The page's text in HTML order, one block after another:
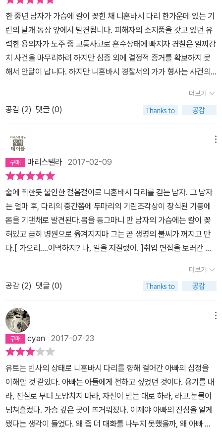
제일 이해되지 않는 것은 다케아키가 '죽은' 점이다. 아들의 잘못된 행
동을 참회하며 블로그 댓글을 이어 쓰고 칠복신 순례를 한 것까지는
이해한다. 하지만 아들에게 메세지를 남기기 위해서 구태여 니혼바시
까지 가야 했을까? 아직 죽지 않은 상황이었고 걸어서 꽤 먼 곳까지
갈 힘이 있었으면 충분히 살 수 있는 기회가 많았을텐데.. 중간에 파출
소도 있었고, 도움을 요청할 수 있었을텐데.. 결국 마지막에 억지로 감
동을 남기기 위해 만들어 놓은 이해할 수 없는 죽음이다.소설 속 기린
은 동물 기린이 아니라 중국 전설에 나오는 상상의 동물이다. 수컷을
고 한다. 일본 판타지 소설 <십이국기>에 등장하는 '게이키', '다이키',
'렌린'의 마지막에 붙은 '키'와 '린'도 기린에서 따온 것이다.가가 교이
치로 형사같지 않다오해하고 있는 것 같아서 말해 주는 건데, 나 역시
야시마가 범인일 가능성이 가장 높다고 생각해, 고바야시 주임이 말
한 동기도 충분히 설득력이 있고 말이야. 하지만 그걸 증명했다고 해
서 사건의 전모를 밝혔다고 할 수 있을까? 나는 아니라고 생각해. 아
오야기 씨가 왜 이 거리를 드나들었는지를 알아내지 못하면 그 가족
으로서는 사건이 종결됐다고 볼수 없어. p.159《기린의 날개》가 가가
가가 형사는 단순히 범인을 잡는 것이 아니라 범행의 실질적인 원인,
범인의 심리를 파헤치는 것이 특징인데 《기린의 날개》에서 활약하는
가가 형사는 좀 다르다. 내가 《기린의 날개》를 읽으면서 범인은 야시
마가 맞지만 살인을 한 이유는 다른 전개를 기대했다. 가가 형사도 그
런 뜻으로 '하지만 그걸 증명했다고 해서 사건의 전모를 밝혔다고 할
수 있을까?'라고 말했다. 사람들이 생각하지 못했던 이면의 진실을 파
헤치는 모습을 기대했는데 가가 형사는 그저 추리력이 뛰어난 민완형
사에 머무르고 말았다. 어쩌면 이전에 내가 읽은 가가 형사 시리즈 두
권 《악의》와 《거짓말, 딱 한 개만 더》에서 가가 교이치로 형사에 대해
서 과대평가하고 있었는지도 모르겠다.다른 게이고 작품들과 마찬가
지로 영화화되었다.★★★☆게이고 소설 특유의 몰입감은 《기린의
날개》에서도 변함없다. 장르적 재미 역시 충분하다. 하지만 범인이 힌
면서 마음 아프지만 아버지의 부성애에 감동~ 사회파 추리소설답게
비정규직의 산재를 못하는 이유, 죽은자에게 덮어씌우려는 기업의 이
면, 자기 자신의 앞날때문인지 제자들의 미래를 위해서인지 덮고자
했던 교사의 잘못된 판단이 더 큰 화를 일으키면서 다시한번!! 죄를 지
우면 감싸주는것보다는 속죄하고 벌을 받아야한다고 일깨워준다. 갑
자기 <붉은 손가락>이 생각나네...
한 중년 남자가 가슴에 칼이 꽂힌 채 니혼바시 다리 한가운데 있는 기
린의 날개 동상 앞에서 발견됩니다. 피해자의 소지품을 갖고 있던 유
력한 용의자가 도주 중 교통사고로 혼수상태에 빠지자 경찰은 일찌감
치 사건을 마무리하려 하지만 심증 외에 결정적 증거를 확보하지 못
해서 안달이 납니다. 하지만 니혼바시 경찰서의 가가 형사는 사건의
경시청 수사1과 형사 마쓰미야와 함께 니혼바시 인근을 집요하게 탐
문하던 가가는 아무도 예상 못한 곳에서 단서와 목격자를 찾아내곤
충격적인 진실을 밝혀냅니다. ‘기린의 날개’는 니혼바시 경찰서로 소
속을 옮긴 가가 형사의 두 번째 활약을 그린 작품이자 ‘가가 형사 시리
내릴 때’를 끝으로 마무리되는데, 그야말로 가가의 매력이 한참 물이
오른 상태에서 시리즈가 종료된 탓에 지금까지도 아쉬움을 지우지 못
하고 있습니다. 시리즈 첫 편인 ‘졸업’에서 대학생 탐정으로 등장했던
가가는 ‘기린의 날개’에선 인간적으로 성숙한 것은 물론 경찰로서의
능력도 최고치를 찍습니다. ‘조용한 반골’이라고 부를 만한 그만의 물
러서지 않는 고집은 사건을 얼른 마무리하고 싶어 하는 상부 관료들
을 꼼짝 못하게 만들고, 누구든 대수롭지 않게 지나칠 게 분명한 사소
한 단서와 진술을 통해 끝내 진실을 파헤쳐냅니다. 우연과 필연이 뒤
섞인 참혹한 사건들의 연결고리는 가가가 아니라면 끝내 미궁에 빠질
눠보면 따뜻한 인간미를 발견할 수 있는 남자, 조직에 얽매이기 싫어
관할서를 전전하는 자유인, 아무도 신경 쓰지 않는 사소한 단서와 말
한마디에서 실마리를 찾아내는 집중력과 추리력, 집요함과 끈기로 똘
똘 뭉친, ‘진짜 이 세상에 있었으면 하는 경찰’의 표본.” 시리즈를 읽
으면서 메모해놓은 저만의 ‘가가 인물평’입니다. 픽션의 주인공이라
가능한, 그야말로 판타지 같은 캐릭터이긴 하지만, 히가시노 게이고
는 섬세하고 자연스러운 리얼리티를 통해 그에게 ‘이웃의 친근한 형
사’ 같은 사실감 넘치는 매력을 부여했습니다. 물론 결정적인 순간마
다 가가를 돕는 천우신조들 - 기막힌 타이밍에 그에게 전달되는 정보
더보기
공감 (2) 댓글 (0)
마리스텔라 2017-02-09
술에 취한듯 불안한 걸음걸이로 니혼바시 다리를 걷는 남자. 그 남자
는 얼마 후, 다리의 중간쯤에 두마리의 기린조각상이 장식된 기둥에
몸을 기댄채로 발견된다.몸을 동그마니 만 남자의 가슴에는 칼이 꽂
혀있고 급히 병원으로 옮겨지지마 그는 곧 생명의 불씨가 꺼지고 만
다.[ 가오리....어떡하지? 나, 일을 저질렀어. ]취업 면접을 보러간 연
는 곧바로 연인의 교통사고 소식을 접하게된다.니혼바시를 걷던 사망
자 다케아키 아오야기와 교통사고로 의식이 불명인 용의자로 추정되
는 후유키 야시마. 그리고 아오야기의 가족과 후유키의 가족들의 세
상을 향한 절규.범죄자가 누구인가를 추리하기보다피해자와 용의자,
그 가족들이 사회의 시선속에 내던져져 얼마나 고통스러운가에 대해
깊이 있게 다룬게 아닌가 생각한다.용의자는 사망자가 고위간부로 일
하는 가네세키 금속 회사에서 임시직으로 일을 한 적이 있었고 일을
하던 중 사고를 당해다치게된다. 그것을 계기로 회사에서 쫒겨나듯
그만두게 되면서 용의자 후유키는 취업도 제대로 하지 못한채 연인
가오리와어렵게 살아오다 우연하게 아오야기를 만나게된다.앙갚음으
로 인한 살인이 아닌가. 더군다나 그의 연인 가오리는 현재 임신중이
였다.그의 위치와 상황에 사람들은 그라는 인물을 본인들 생각대로
더보기
공감 (2) 댓글 (0)
cyan 2017-07-23
유토는 빈사의 상태로 니혼바시 다리를 향해 걸어간 아빠의 심정을
이해할 것 같았다. 아빠는 아들에게 전하고 싶었던 것이다. 용기를 내
라, 진실로 부터 도망치지 마라, 자신이 믿는 대로 하라, 라고.눈물이
넘쳐흘렀다. 가슴 깊은 곳이 뜨거워졌다. 이제야 아빠의 진심을 알게
됐다는 생각이 들었다. 왜 좀 더 대화를 나누지 못했을까, 왜 아빠 생